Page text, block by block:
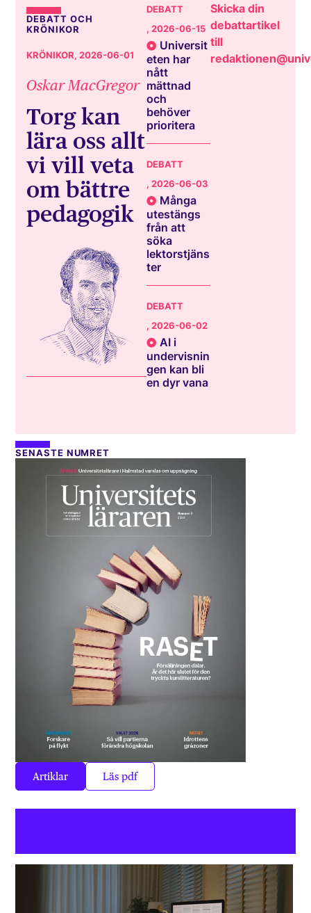
DEBATT OCH
KRÖNIKOR
KRÖNIKOR, 2026-06-01
Oskar MacGregor
Torg kan
lära oss allt
vi vill veta
om bättre
pedagogik
DEBATT
, 2026-06-15
Universit
eten har
nått
mättnad
och
behöver
prioritera
DEBATT
, 2026-06-03
Många
utestängs
från att
söka
lektorstjäns
ter
DEBATT
, 2026-06-02
AI i
undervisnin
gen kan bli
en dyr vana
Skicka din
debattartikel
till
SENASTE NUMRET
Artiklar Läs pdf